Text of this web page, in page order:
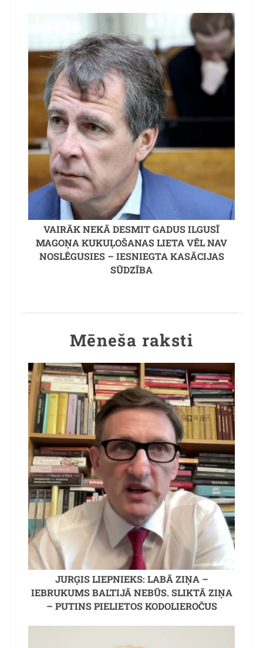
VAIRĀK NEKĀ DESMIT GADUS ILGUSĪ
MAGOŅA KUKUĻOŠANAS LIETA VĒL NAV
NOSLĒGUSIES – IESNIEGTA KASĀCIJAS
SŪDZĪBA
Mēneša raksti
JURĢIS LIEPNIEKS: LABĀ ZIŅA –
IEBRUKUMS BALTIJĀ NEBŪS. SLIKTĀ ZIŅA
– PUTINS PIELIETOS KODOLIEROČUS